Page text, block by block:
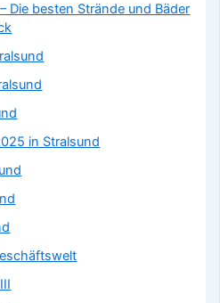
Die besten Strände und Bäder
in Stralsund